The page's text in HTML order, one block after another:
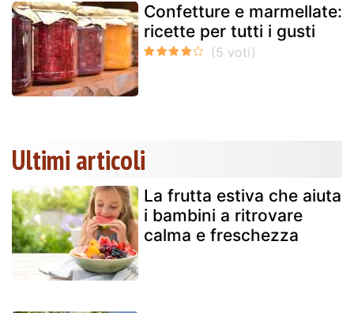
Confetture e marmellate:
ricette per tutti i gusti
Ultimi articoli
La frutta estiva che aiuta
i bambini a ritrovare
calma e freschezza